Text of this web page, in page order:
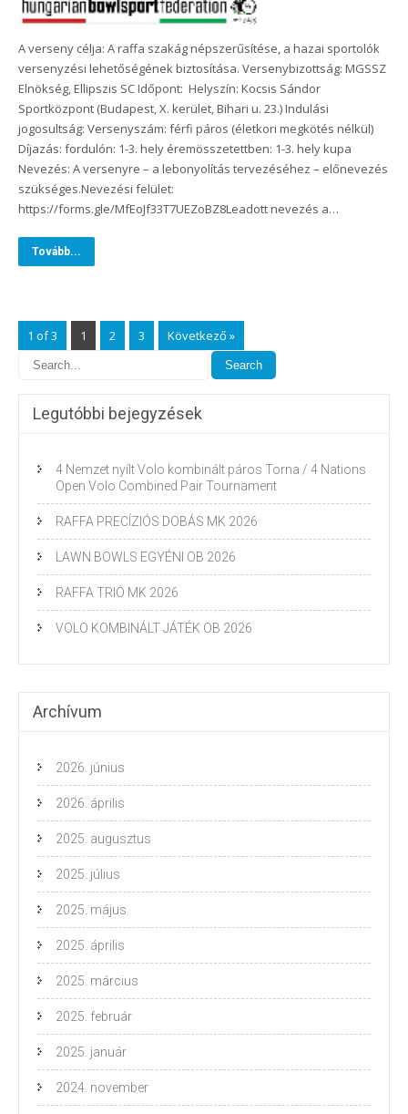
A verseny célja: A raffa szakág népszerűsítése, a hazai sportolók
versenyzési lehetőségének biztosítása. Versenybizottság: MGSSZ
Elnökség, Ellipszis SC Időpont: Helyszín: Kocsis Sándor
Sportközpont (Budapest, X. kerület, Bihari u. 23.) Indulási
jogosultság: Versenyszám: férfi páros (életkori megkötés nélkül)
Díjazás: fordulón: 1-3. hely éremösszetettben: 1-3. hely kupa
Nevezés: A versenyre – a lebonyolítás tervezéséhez – előnevezés
szükséges.Nevezési felület:
https://forms.gle/MfEoJf33T7UEZoBZ8Leadott nevezés a…
Tovább...
1 of 3 1 2 3 Következő »
Legutóbbi bejegyzések
4 Nemzet nyílt Volo kombinált páros Torna / 4 Nations
Open Volo Combined Pair Tournament
RAFFA PRECÍZIÓS DOBÁS MK 2026
LAWN BOWLS EGYÉNI OB 2026
RAFFA TRIÓ MK 2026
VOLO KOMBINÁLT JÁTÉK OB 2026
Archívum
2026. június
2026. április
2025. augusztus
2025. július
2025. május
2025. április
2025. március
2025. február
2025. január
2024. november